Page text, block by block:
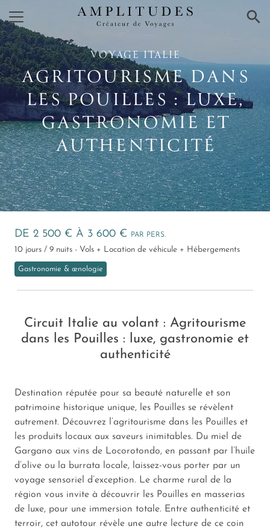
×
VOYAGE ITALIE
AGRITOURISME DANS
LES POUILLES : LUXE,
GASTRONOMIE ET
AUTHENTICITÉ
DE 2 500 € À 3 600 € PAR PERS.
10 jours / 9 nuits - Vols + Location de véhicule + Hébergements
Gastronomie & œnologie
Circuit Italie au volant : Agritourisme
dans les Pouilles : luxe, gastronomie et
authenticité
Destination réputée pour sa beauté naturelle et son
patrimoine historique unique, les Pouilles se révèlent
autrement. Découvrez l’agritourisme dans les Pouilles et
les produits locaux aux saveurs inimitables. Du miel de
Gargano aux vins de Locorotondo, en passant par l’huile
d’olive ou la burrata locale, laissez-vous porter par un
voyage sensoriel d’exception. Le charme rural de la
région vous invite à découvrir les Pouilles en masserias
de luxe, pour une immersion totale. Entre authenticité et
terroir, cet autotour révèle une autre lecture de ce coin